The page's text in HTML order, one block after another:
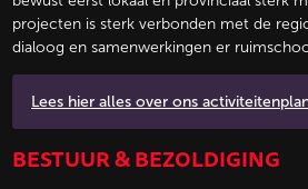
projecten is sterk verbonden met de
dialoog en samenwerkingen er
Lees hier alles over ons
BESTUUR & BEZOLDIGING